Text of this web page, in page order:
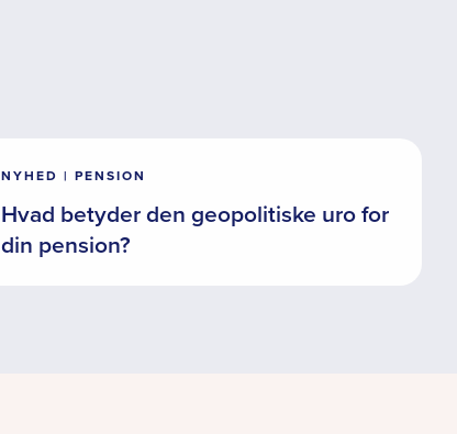
NYHED | PENSION
Hvad betyder den geopolitiske uro for
din pension?